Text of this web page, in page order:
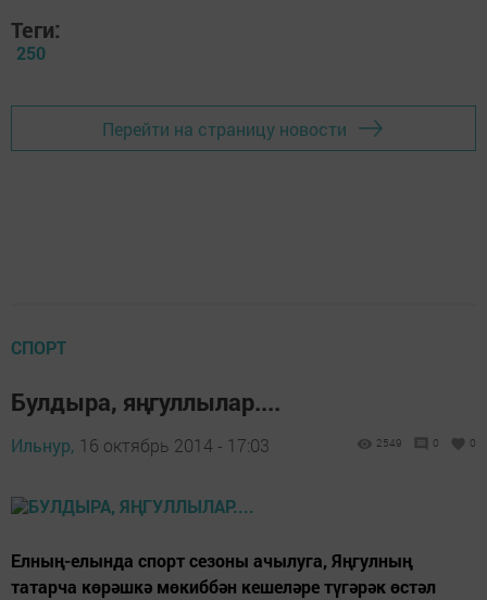
Теги:
250
Перейти на страницу новости
СПОРТ
Булдыра, яңгуллылар....
Ильнур, 16 октябрь 2014 - 17:03 2549 0 0
Елның-елында спорт сезоны ачылуга, Яңгулның
татарча көрәшкә мөкиббән кешеләре түгәрәк өстәл